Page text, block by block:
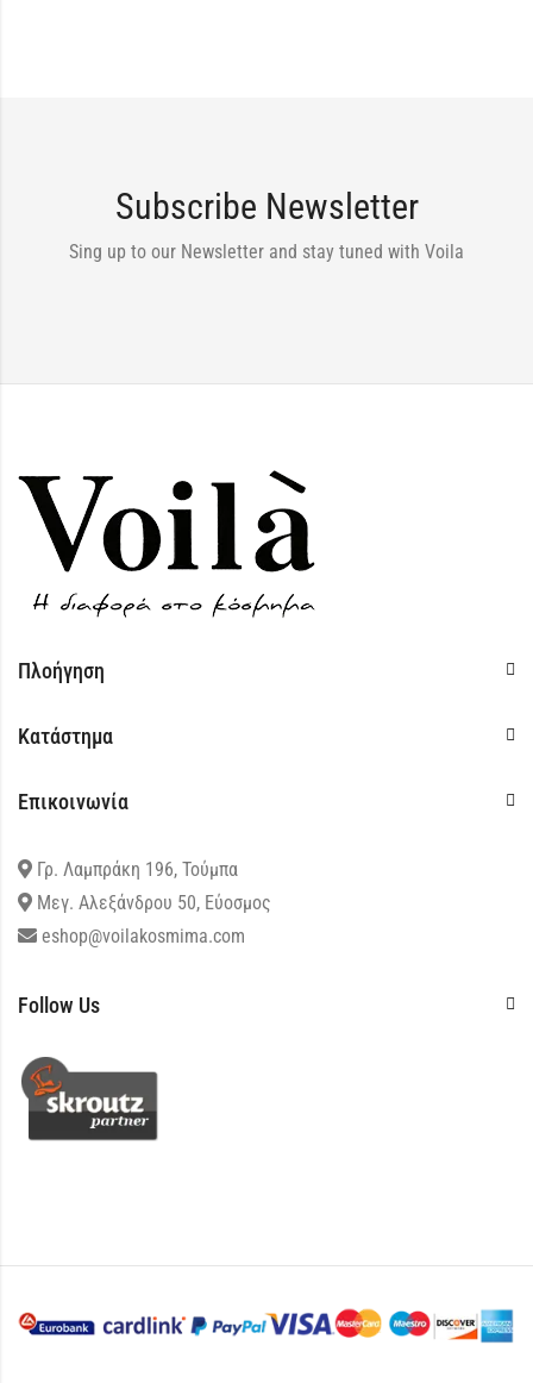
Subscribe Newsletter
Sing up to our Newsletter and stay tuned with Voila
Πλοήγηση
Κατάστημα
Επικοινωνία
Γρ. Λαμπράκη 196, Τούμπα
Μεγ. Αλεξάνδρου 50, Εύοσμος
eshop@voilakosmima.com
Follow Us